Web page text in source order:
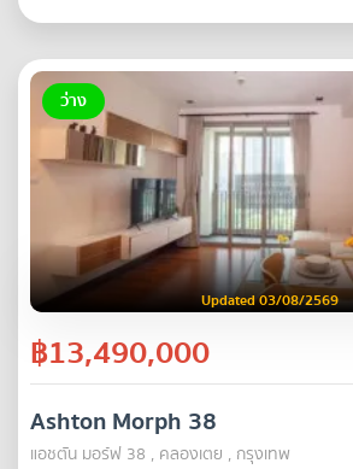
ว่าง
Updated 03/08/2569
฿13,490,000
Ashton Morph 38
แอชตัน มอร์ฟ 38 , คลองเตย , กรุงเทพ